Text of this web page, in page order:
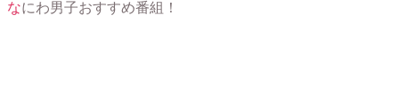
なにわ男子おすすめ番組！